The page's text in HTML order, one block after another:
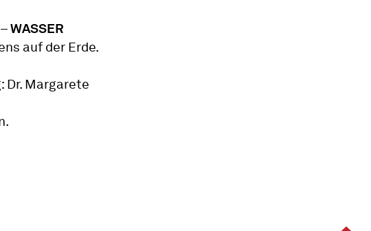
WASSER
auf der Erde.
Dr. Margarete